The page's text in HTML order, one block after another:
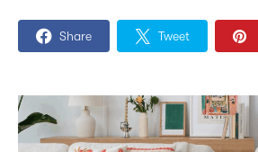
Share Tweet